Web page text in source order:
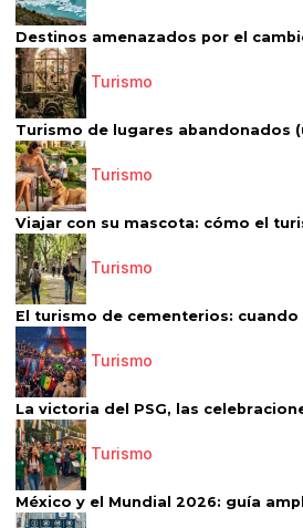
Destinos amenazados por el
Turismo
Turismo de lugares abandonados
Turismo
Viajar con su mascota: cómo el
Turismo
El turismo de cementerios: cuando
Turismo
La victoria del PSG, las
Turismo
México y el Mundial 2026: guía